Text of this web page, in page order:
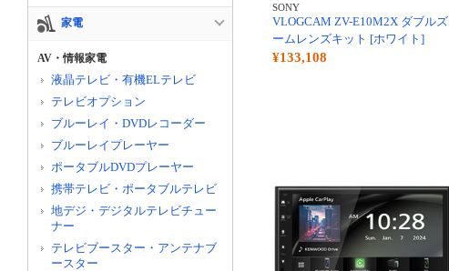
SONY
VLOGCAM ZV-E10M2X ダブルズ
ームレンズキット [ホワイト]
¥133,108
家電
AV・情報家電
液晶テレビ・有機ELテレビ
テレビオプション
ブルーレイ・DVDレコーダー
ブルーレイプレーヤー
ポータブルDVDプレーヤー
携帯テレビ・ポータブルテレビ
地デジ・デジタルテレビチュー
ナー
テレビブースター・アンテナブ
ースター